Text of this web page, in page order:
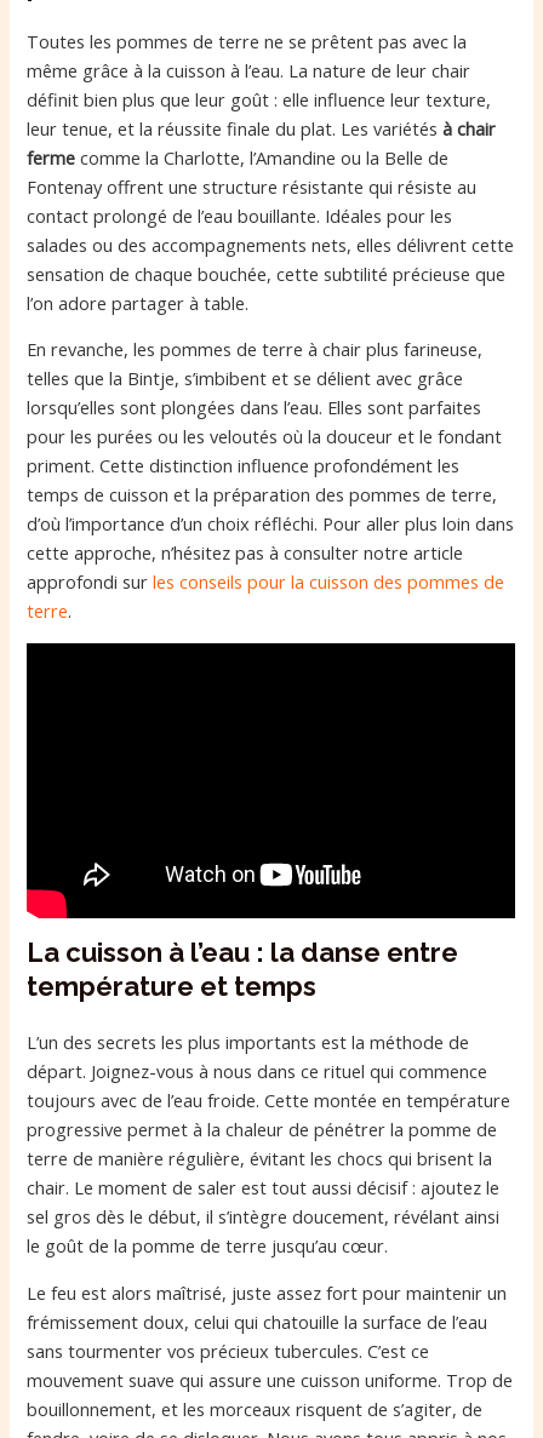
Toutes les pommes de terre ne se prêtent pas avec la
même grâce à la cuisson à l’eau. La nature de leur chair
définit bien plus que leur goût : elle influence leur texture,
leur tenue, et la réussite finale du plat. Les variétésà chair
ferme comme la Charlotte, l’Amandine ou la Belle de
Fontenay offrent une structure résistante qui résiste au
contact prolongé de l’eau bouillante. Idéales pour les
salades ou des accompagnements nets, elles délivrent cette
sensation de chaque bouchée, cette subtilité précieuse que
l’on adore partager à table.
En revanche, les pommes de terre à chair plus farineuse,
telles que la Bintje, s’imbibent et se délient avec grâce
lorsqu’elles sont plongées dans l’eau. Elles sont parfaites
pour les purées ou les veloutés où la douceur et le fondant
priment. Cette distinction influence profondément les
temps de cuisson et la préparation des pommes de terre,
d’où l’importance d’un choix réfléchi. Pour aller plus loin dans
cette approche, n’hésitez pas à consulter notre article
approfondi surles conseils pour la cuisson des pommes de
terre.
La cuisson à l’eau : la danse entre
température et temps
L’un des secrets les plus importants est la méthode de
départ. Joignez-vous à nous dans ce rituel qui commence
toujours avec de l’eau froide. Cette montée en température
progressive permet à la chaleur de pénétrer la pomme de
terre de manière régulière, évitant les chocs qui brisent la
chair. Le moment de saler est tout aussi décisif : ajoutez le
sel gros dès le début, il s’intègre doucement, révélant ainsi
le goût de la pomme de terre jusqu’au cœur.
Le feu est alors maîtrisé, juste assez fort pour maintenir un
frémissement doux, celui qui chatouille la surface de l’eau
sans tourmenter vos précieux tubercules. C’est ce
mouvement suave qui assure une cuisson uniforme. Trop de
bouillonnement, et les morceaux risquent de s’agiter, de